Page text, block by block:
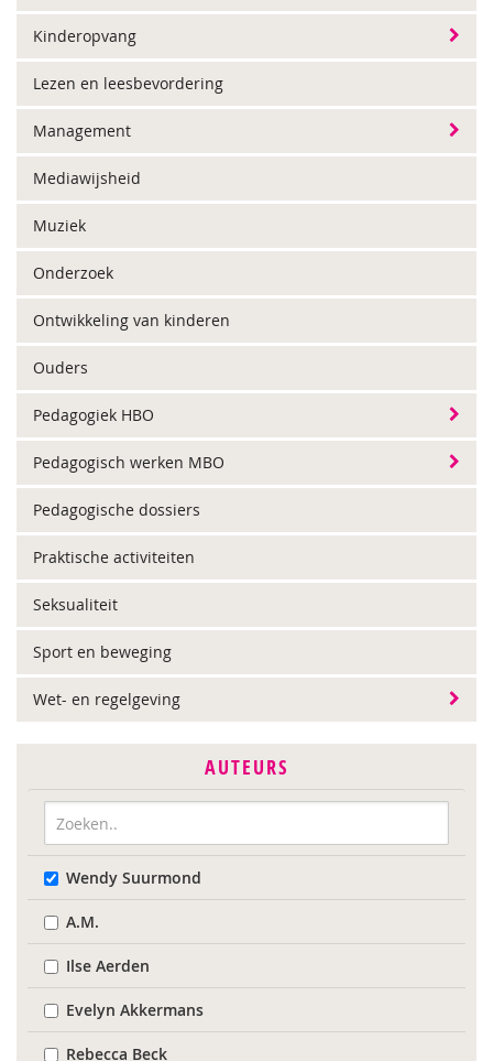
Kinderopvang
Lezen en leesbevordering
Management
Mediawijsheid
Muziek
Onderzoek
Ontwikkeling van kinderen
Ouders
Pedagogiek HBO
Pedagogisch werken MBO
Pedagogische dossiers
Praktische activiteiten
Seksualiteit
Sport en beweging
Wet- en regelgeving
AUTEURS
Wendy Suurmond
A.M.
Ilse Aerden
Evelyn Akkermans
Rebecca Beck